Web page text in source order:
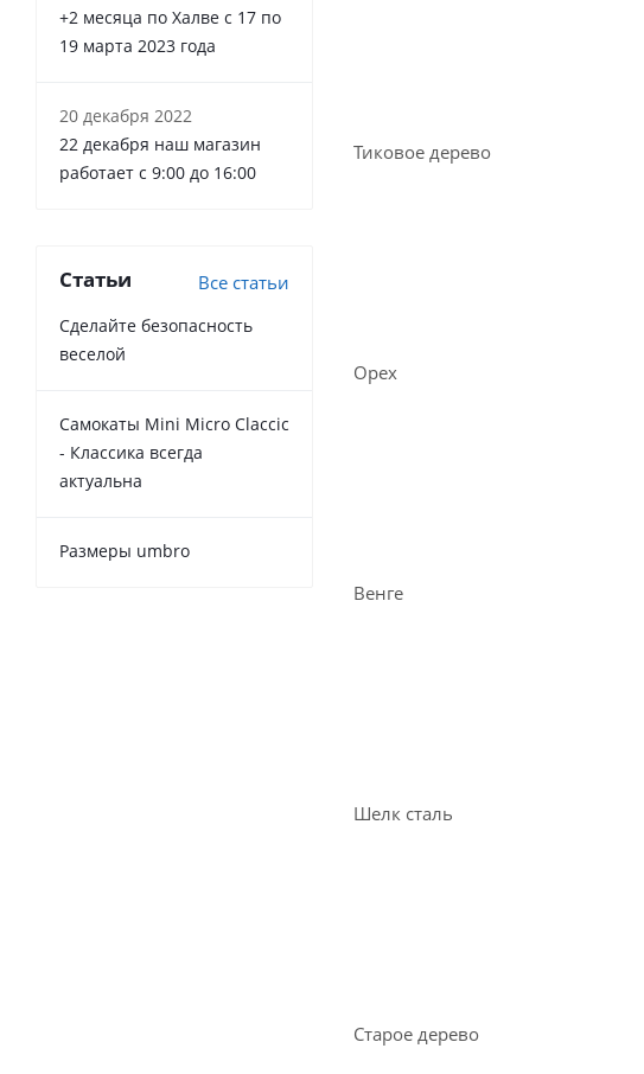
Тиковое дерево
Орех
Венге
Шелк сталь
Старое дерево
+2 месяца по Халве с 17 по
19 марта 2023 года
20 декабря 2022
22 декабря наш магазин
работает с 9:00 до 16:00
Статьи Все статьи
Сделайте безопасность
веселой
Самокаты Mini Micro Claccic
- Классика всегда
актуальна
Размеры umbro